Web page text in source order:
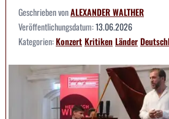
Geschrieben vonALEXANDER WALTHER
Veröffentlichungsdatum:13.06.2026
Kategorien:KonzertKritikenLänder